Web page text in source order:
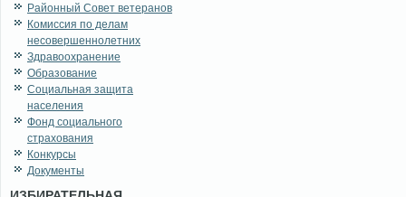
Районный Совет ветеранов
Комиссия по делам
несовершеннолетних
Здравоохранение
Образование
Социальная защита
населения
Фонд социального
страхования
Конкурсы
Документы